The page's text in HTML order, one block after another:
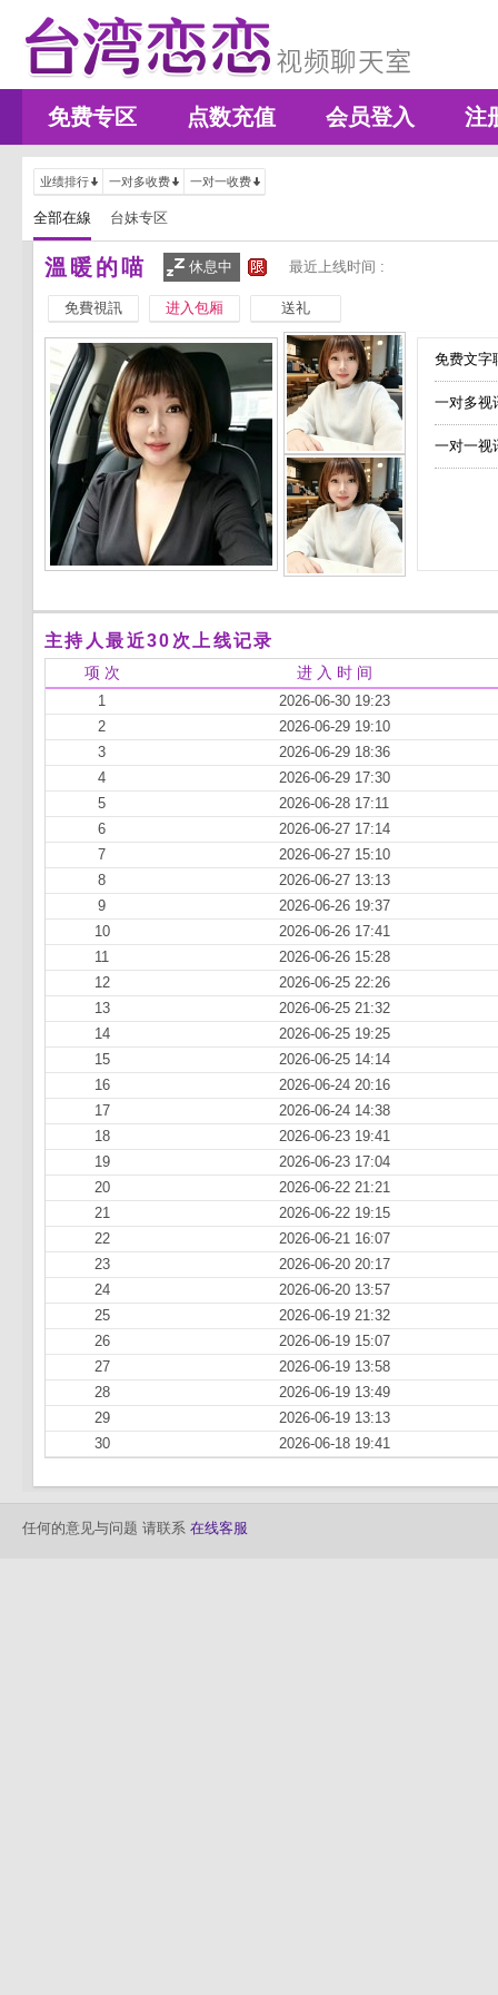
免费专区 点数充值 会员登入 注
业绩排行 一对多收费 一对一收费
全部在線 台妹专区
溫暖的喵 休息中 最近上线时间 :
免費視訊 进入包厢 送礼
免费文
一对多
一对一
主持人最近30次上线记录
项 次 进 入 时 间
1
2026-06-30 19:23
2
2026-06-29 19:10
3
2026-06-29 18:36
4
2026-06-29 17:30
5
2026-06-28 17:11
6
2026-06-27 17:14
7
2026-06-27 15:10
8
2026-06-27 13:13
9
2026-06-26 19:37
10
2026-06-26 17:41
11
2026-06-26 15:28
12
2026-06-25 22:26
13
2026-06-25 21:32
14
2026-06-25 19:25
15
2026-06-25 14:14
16
2026-06-24 20:16
17
2026-06-24 14:38
18
2026-06-23 19:41
19
2026-06-23 17:04
20
2026-06-22 21:21
21
2026-06-22 19:15
22
2026-06-21 16:07
23
2026-06-20 20:17
24
2026-06-20 13:57
25
2026-06-19 21:32
26
2026-06-19 15:07
27
2026-06-19 13:58
28
2026-06-19 13:49
29
2026-06-19 13:13
30
2026-06-18 19:41
任何的意见与问题 请联系 在线客服